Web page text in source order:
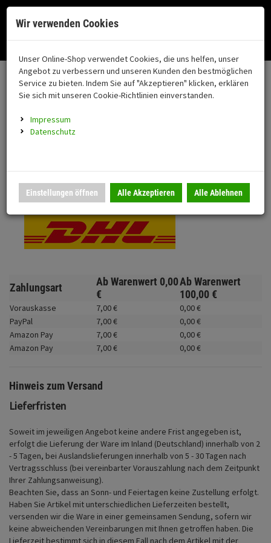
Fahrzeugteile
Alle Kategorien
FAHRZEUGTEILE
Montageständer
Beleuchtung
Fahrwerk
Zubehör
Merchandise
Neuheiten
coming soon
Anmelden | Registrieren Merkzettel
Ihr Warenkorb ist momentan leer.
Ergebnisse () Fertig
Nutzung unserer Dienste erklären Sie sich damit einverstanden!
Okay Datenschutz
Menü
Motorrad auswählen
Versand & Lieferung
Bitte wählen Sie Ihr Lieferland.
DHL National
Zahlungsart Ab Warenwert 0,00
€
Ab Warenwert
100,00 €
Vorauskasse 7,00€ 0,00€
PayPal
7,00€ 0,00€
Amazon Pay
7,00€ 0,00€
Amazon Pay
7,00€ 0,00€
Hinweis zum Versand
Lieferfristen
Soweit im jeweiligen Angebot keine andere Frist angegeben ist,
erfolgt die Lieferung der Ware im Inland (Deutschland) innerhalb von 2
- 5 Tagen, bei Auslandslieferungen innerhalb von 5 - 30 Tagen nach
Vertragsschluss (bei vereinbarter Vorauszahlung nach dem Zeitpunkt
Ihrer Zahlungsanweisung).
Beachten Sie, dass an Sonn- und Feiertagen keine Zustellung erfolgt.
Haben Sie Artikel mit unterschiedlichen Lieferzeiten bestellt,
versenden wir die Ware in einer gemeinsamen Sendung, sofern wir
keine abweichenden Vereinbarungen mit Ihnen getroffen haben. Die
Lieferzeit bestimmt sich in diesem Fall nach dem Artikel mit der
Wir verwenden Cookies
Unser Online-Shop verwendet Cookies, die uns helfen, unser
Angebot zu verbessern und unseren Kunden den bestmöglichen
Service zu bieten. Indem Sie auf "Akzeptieren" klicken, erklären
Sie sich mit unseren Cookie-Richtlinien einverstanden.
Impressum
Datenschutz
Einstellungen öffnen Alle Akzeptieren Alle Ablehnen